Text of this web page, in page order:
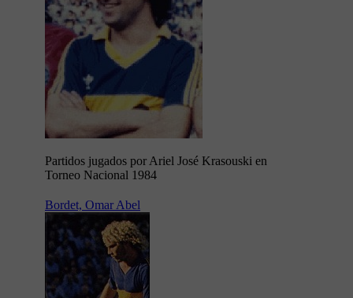
Partidos jugados por Ariel José Krasouski en
Torneo Nacional 1984
Bordet, Omar Abel